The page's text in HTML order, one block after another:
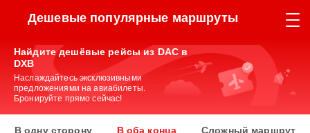
Дешевые популярные маршруты
Найдите дешёвые рейсы из DAC в
DXB
Наслаждайтесь эксклюзивными
предложениями на авиабилеты.
Бронируйте прямо сейчас!
В одну сторону В оба конца Сложный маршрут